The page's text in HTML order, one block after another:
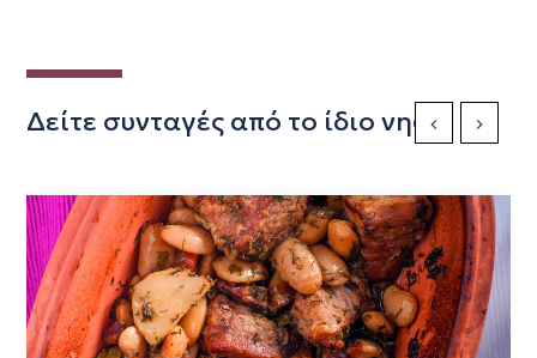
Δείτε συνταγές από το ίδιο νησίPrevious Slide
Next